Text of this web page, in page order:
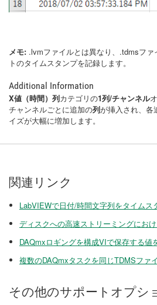
メモ: .lvmファイルとは異なり、.tdmsフ
トのタイムスタンプを記録します。
Additional Information
X値（時間）列カテゴリの1列/チャンネル
チャンネルごとに追加の列が挿入され、各
イズが大幅に増加します。
関連リンク
LabVIEWで日付/時間文字列をタイムス
ディスクへの高速ストリーミングにお
DAQmxロギングを構成VIで保存する値
複数のDAQmxタスクを同じTDMSファ
その他のサポートオプシ